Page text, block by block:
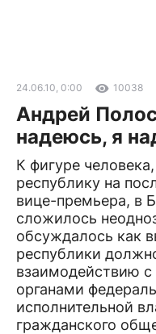
24.06.10, 0:00 10038
Андрей
надеюсь, я
К фигуре
республику на
вице-премьера, в
сложилось
обсуждалось как
республики
взаимодействию
органами
исполнительной
гражданского